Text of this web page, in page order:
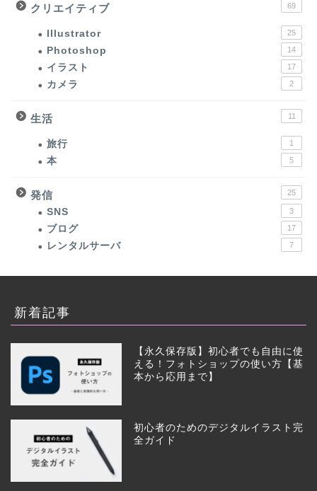
クリエイティブ 69
Illustrator 25
Photoshop 14
イラスト 17
カメラ 2
生活 11
旅行 1
本 5
発信 25
SNS 3
ブログ 17
レンタルサーバ 7
新着記事
【永久保存版】初心者でも自由に使
える！フォトショップの使い方【基
本から応用まで】
初心者のためのデジタルイラスト完
全ガイド